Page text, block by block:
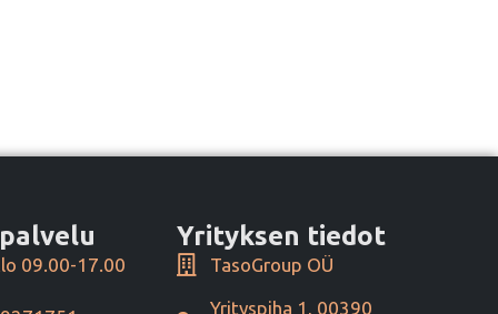
09.00-17.00
Yrityksen tiedot
TasoGroup OÜ
Yrityspiha 1, 00390